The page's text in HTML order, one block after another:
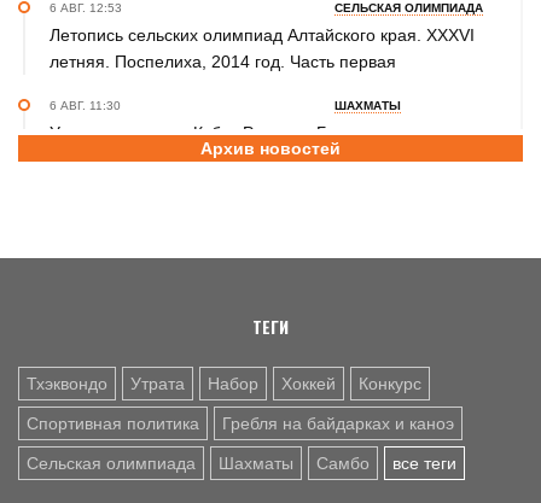
6 АВГ. 12:53 СЕЛЬСКАЯ ОЛИМПИАДА
Летопись сельских олимпиад Алтайского края. XXXVI
летняя. Поспелиха, 2014 год. Часть первая
6 АВГ. 11:30 ШАХМАТЫ
Участники этапов Кубка России в Барнауле преодолели
две трети турнирной дистанции
международного Мемориала Бурдикова
Архив новостей
ТЕГИ
Тхэквондо Утрата Набор Хоккей Конкурс
Спортивная политика Гребля на байдарках и каноэ
Сельская олимпиада Шахматы Самбо все теги